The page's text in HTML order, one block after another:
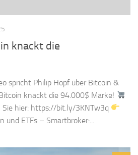
knackt die
spricht Philip Hopf über Bitcoin &
knackt die 94.000$ Marke!
Sie hier: https://bit.ly/3KNTw3q
ETFs – Smartbroker:...